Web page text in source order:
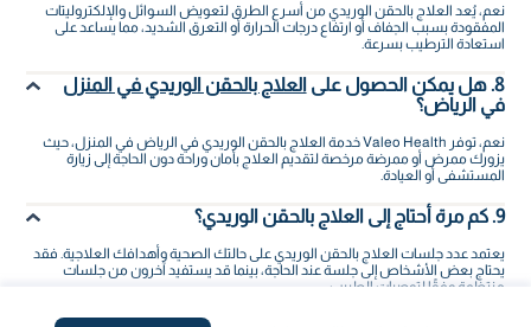
نعم، يُعد العلاج بالحقن الوريدي من أسرع الطرق لتعويض السوائل والإلكتروليتات
المفقودة بسبب الجفاف أو ارتفاع درجات الحرارة أو التعرق الشديد، مما يساعد على
استعادة الترطيب بسرعة.
8. هل يمكن الحصول على
العلاج بالحقن الوريدي في المنزل
في الرياض؟
نعم، توفر Valeo Health خدمة العلاج بالحقن الوريدي في الرياض في المنزل، حيث
يزورك ممرض أو ممرضة مرخصة لتقديم العلاج بأمان وراحة دون الحاجة إلى زيارة
المستشفى أو العيادة.
9. كم مرة أحتاج إلى العلاج بالحقن الوريدي؟
يعتمد عدد جلسات العلاج بالحقن الوريدي على حالتك الصحية وأهدافك العلاجية. فقد
يحتاج بعض الأشخاص إلى جلسة عند الحاجة، بينما قد يستفيد آخرون من جلسات
منتظمة وفقًا لتوصيات الطبيب.